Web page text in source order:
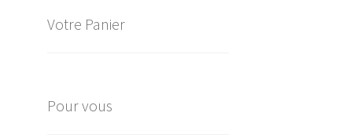
Votre Panier
Pour vous